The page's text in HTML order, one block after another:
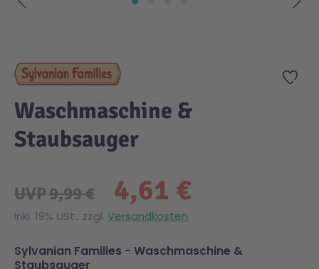
Sicherheit
Krimi / Thriller
Liebesromane
Zeit & Reise
Kuscheltiere
Puppen & Puppenzubehör
Holzspielwaren
Elektronische Spielwaren
DC Comics™ Super Heroes
Friends
Jurassic World™
Country
Figures
Fun Stars
Zur
Waschmaschine &
Staubsauger
4,61 €
UVP9,99 €
Inkl. 19% USt., zzgl. Versandkosten
Sylvanian Families - Waschmaschine &
Staubsauger